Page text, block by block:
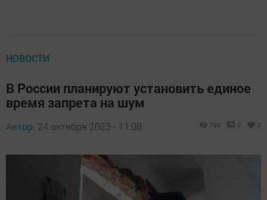
НОВОСТИ
В России планируют установить единое
время запрета на шум
Автор, 24 октября 2023 - 11:08 789 0 0